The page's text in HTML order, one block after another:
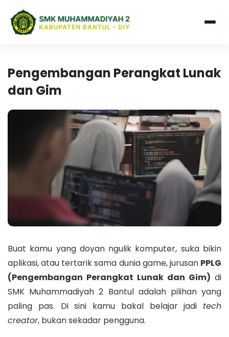
Pengembangan Perangkat Lunak
dan Gim
Buat kamu yang doyan ngulik komputer, suka bikin
aplikasi, atau tertarik sama dunia game, jurusan PPLG
(Pengembangan Perangkat Lunak dan Gim) di
SMK Muhammadiyah 2 Bantul adalah pilihan yang
paling pas. Di sini kamu bakal belajar jadi tech
creator, bukan sekadar pengguna.